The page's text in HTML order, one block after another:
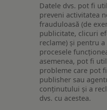
Datele dvs. pot fi
preveni activitatea
frauduloasă (de
publicitate, clicuri
reclame) și pentru
procesele
asemenea, pot fi
probleme care pot
publisher sau
conținutului și a
dvs. cu acestea.